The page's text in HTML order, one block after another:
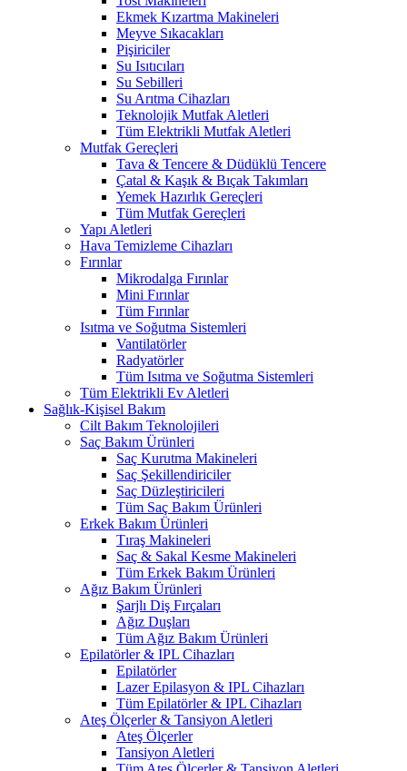
Ekmek Kızartma Makineleri
Meyve Sıkacakları
Pişiriciler
Su Isıtıcıları
Su Sebilleri
Su Arıtma Cihazları
Teknolojik Mutfak Aletleri
Tüm Elektrikli Mutfak Aletleri
Mutfak Gereçleri
Tava & Tencere & Düdüklü Tencere
Çatal & Kaşık & Bıçak Takımları
Yemek Hazırlık Gereçleri
Tüm Mutfak Gereçleri
Yapı Aletleri
Hava Temizleme Cihazları
Fırınlar
Mikrodalga Fırınlar
Mini Fırınlar
Tüm Fırınlar
Isıtma ve Soğutma Sistemleri
Vantilatörler
Radyatörler
Tüm Isıtma ve Soğutma Sistemleri
Tüm Elektrikli Ev Aletleri
Sağlık-Kişisel Bakım
Cilt Bakım Teknolojileri
Saç Bakım Ürünleri
Saç Kurutma Makineleri
Saç Şekillendiriciler
Saç Düzleştiricileri
Tüm Saç Bakım Ürünleri
Erkek Bakım Ürünleri
Tıraş Makineleri
Saç & Sakal Kesme Makineleri
Tüm Erkek Bakım Ürünleri
Ağız Bakım Ürünleri
Şarjlı Diş Fırçaları
Ağız Duşları
Tüm Ağız Bakım Ürünleri
Epilatörler & IPL Cihazları
Epilatörler
Lazer Epilasyon & IPL Cihazları
Tüm Epilatörler & IPL Cihazları
Ateş Ölçerler & Tansiyon Aletleri
Ateş Ölçerler
Tansiyon Aletleri